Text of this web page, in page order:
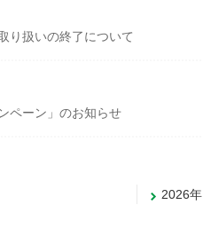
り扱いの終了について
ペーン」のお知らせ
2026年